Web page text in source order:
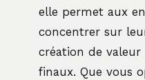
elle permet aux
concentrer sur
création de
finaux. Que vous